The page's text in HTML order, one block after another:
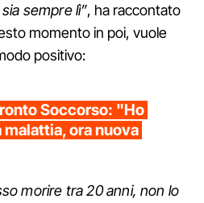
sempre lì”, ha raccontato
momento in poi, vuole
positivo:
Soccorso: "Ho
ora nuova
morire tra 20 anni, non lo